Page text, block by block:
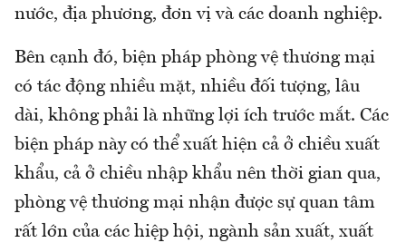
nước, địa phương, đơn vị và các doanh nghiệp.
Bên cạnh đó, biện pháp phòng vệ thương mại
có tác động nhiều mặt, nhiều đối tượng, lâu
dài, không phải là những lợi ích trước mắt. Các
biện pháp này có thể xuất hiện cả ở chiều xuất
khẩu, cả ở chiều nhập khẩu nên thời gian qua,
phòng vệ thương mại nhận được sự quan tâm
rất lớn của các hiệp hội, ngành sản xuất, xuất